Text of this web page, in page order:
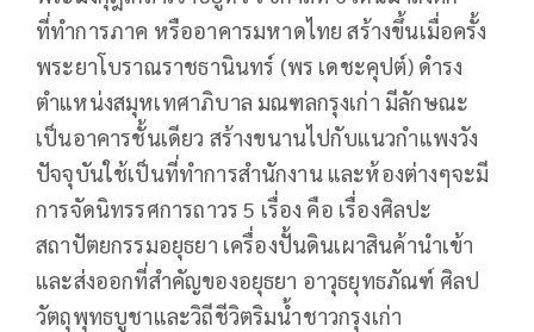
ที่ทำการภาค หรืออาคารมหาดไทย สร้างขึ้นเมื่อครั้ง
พระยาโบราณราชธานินทร์ (พร เดชะคุปต์) ดำรง
ตำแหน่งสมุหเทศาภิบาล มณฑลกรุงเก่า มีลักษณะ
เป็นอาคารชั้นเดียว สร้างขนานไปกับแนวกำแพงวัง
ปัจจุบันใช้เป็นที่ทำการสำนักงาน และห้องต่างๆจะมี
การจัดนิทรรศการถาวร 5 เรื่อง คือ เรื่องศิลปะ
สถาปัตยกรรมอยุธยา เครื่องปั้นดินเผาสินค้านำเข้า
และส่งออกที่สำคัญของอยุธยา อาวุธยุทธภัณฑ์ ศิลป
วัตถุพุทธบูชาและวิถีชีวิตริมน้ำชาวกรุงเก่า